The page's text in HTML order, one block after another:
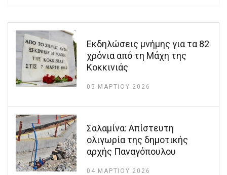
Εκδηλώσεις μνήμης για τα 82
χρόνια από τη Μάχη της
Κοκκινιάς
05 ΜΑΡΤΊΟΥ 2026
Σαλαμίνα: Απίστευτη
ολιγωρία της δημοτικής
αρχής Παναγόπουλου
04 ΜΑΡΤΊΟΥ 2026